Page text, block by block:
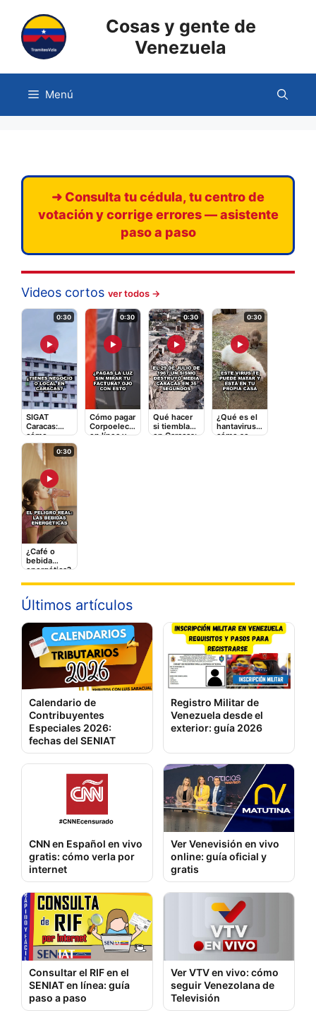
contenido
Cosas y gente de
Venezuela
Menú
➜ Consulta tu cédula, tu centro de
votación y corrige errores — asistente
paso a paso
Videos cortos ver todos →
▶
0:30
SIGAT
Caracas:
cómo
registrarte y
pagar
impuestos
en línea
▶
0:30
Cómo pagar
Corpoelec
en línea y
▶
0:30
Qué hacer
si tiembla
en Caracas:
▶
0:30
¿Qué es el
hantavirus y
cómo se
▶
0:30
¿Café o
bebida
energética?
hace a tu
corazón
Últimos artículos
Calendario de
Contribuyentes
Especiales 2026:
fechas del SENIAT
Registro Militar de
Venezuela desde el
exterior: guía 2026
CNN en Español en vivo
gratis: cómo verla por
internet
Ver Venevisión en vivo
online: guía oficial y
gratis
Consultar el RIF en el
SENIAT en línea: guía
paso a paso
Ver VTV en vivo: cómo
seguir Venezolana de
Televisión